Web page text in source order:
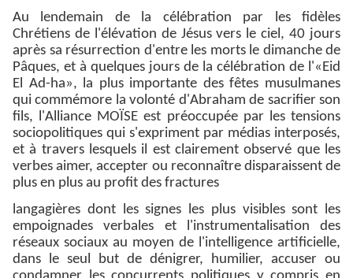
Au lendemain de la célébration par les fidèles
Chrétiens de l'élévation de Jésus vers le ciel, 40 jours
après sa résurrection d'entre les morts le dimanche de
Pâques, et à quelques jours de la célébration de l'«Eid
El Ad-ha», la plus importante des fêtes musulmanes
qui commémore la volonté d'Abraham de sacrifier son
fils, l'Alliance MOÏSE est préoccupée par les tensions
sociopolitiques qui s'expriment par médias interposés,
et à travers lesquels il est clairement observé que les
verbes aimer, accepter ou reconnaître disparaissent de
plus en plus au profit des fractures
langagières dont les signes les plus visibles sont les
empoignades verbales et l'instrumentalisation des
réseaux sociaux au moyen de l'intelligence artificielle,
dans le seul but de dénigrer, humilier, accuser ou